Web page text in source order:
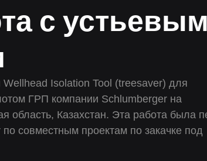
с устьевым
Isolation Tool (treesaver) для
ГРП компании Schlumberger на
область, Казахстан. Эта работа была
совместным проектам по закачке под